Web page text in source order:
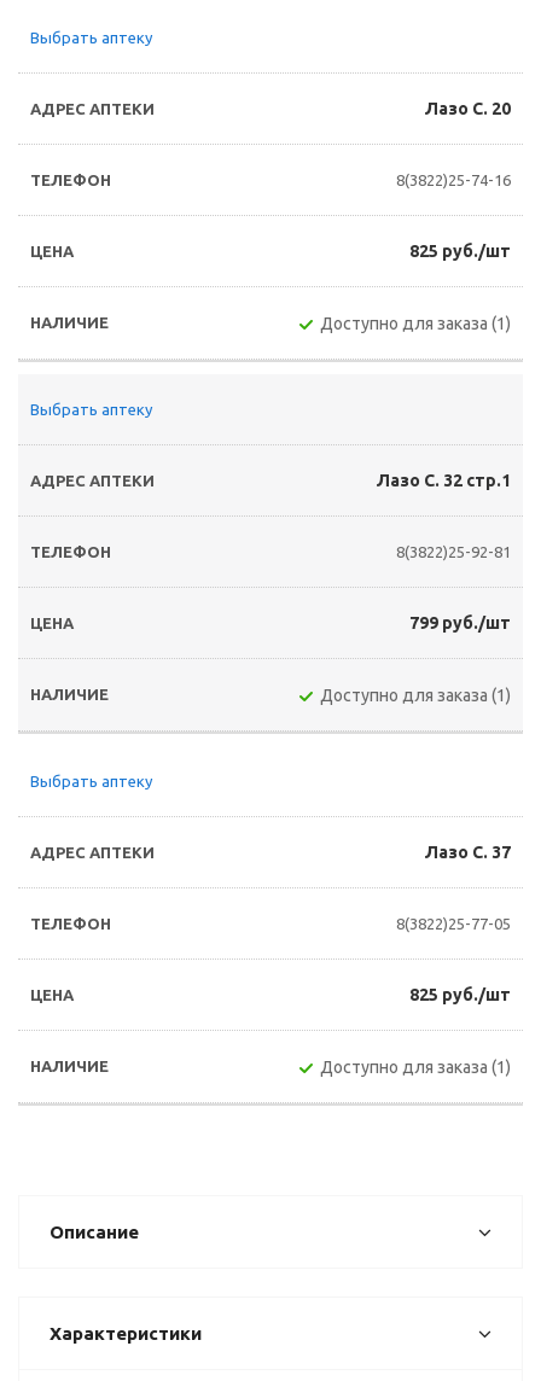
Выбрать аптеку
Лазо С. 20
8(3822)25-74-16
825 руб./шт
Доступно для заказа (1)
Выбрать аптеку
Лазо С. 32 стр.1
8(3822)25-92-81
799 руб./шт
Доступно для заказа (1)
Выбрать аптеку
Лазо С. 37
8(3822)25-77-05
825 руб./шт
Доступно для заказа (1)
Описание
Характеристики